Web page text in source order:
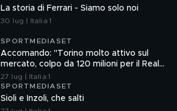
La storia di Ferrari - Siamo solo noi
30 lug | Italia 1
SPORTMEDIASET
Accomando: "Torino molto attivo sul
mercato, colpo da 120 milioni per il Real
Madrid"
27 lug | Italia 1
SPORTMEDIASET
Sioli e Inzoli, che salti